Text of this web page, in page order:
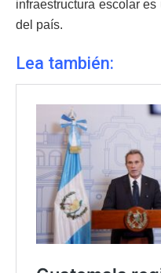
infraestructura escolar
del país.
Lea también: